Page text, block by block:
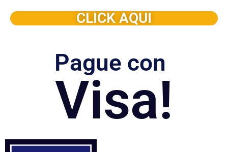
CLICK AQUI
Pague con
Visa!